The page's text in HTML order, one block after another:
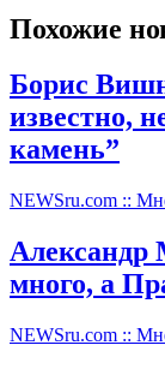
Похожие
Борис
известно,
камень”
NEWSru.com ::
Александр
много, а
NEWSru.com ::